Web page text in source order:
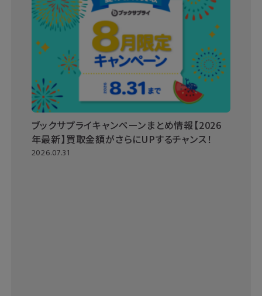
ブックサプライキャンペーンまとめ情報【2026
年最新】買取金額がさらにUPするチャンス！
2026.07.31